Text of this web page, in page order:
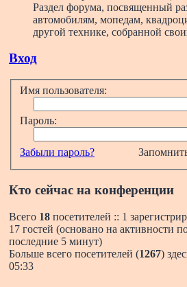
Раздел форума, посвященный
автомобилям, мопедам,
другой технике, собранной
Вход
Имя пользователя:
Пароль:
Забыли пароль?
Кто сейчас на конференции
Всего 18 посетителей :: 1
17 гостей (основано на активности
последние 5 минут)
Больше всего посетителей (1267)
05:33